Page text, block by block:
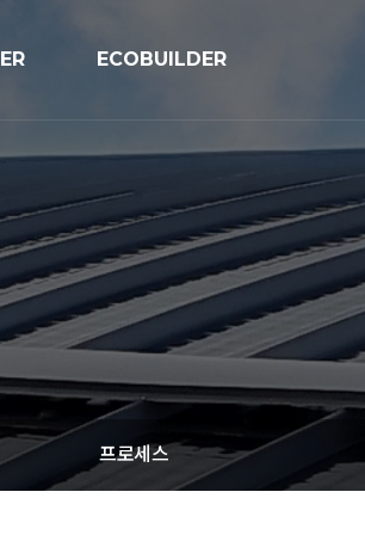
ECOBUILDER
프로세스